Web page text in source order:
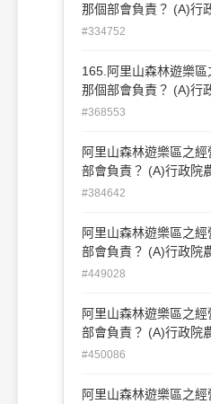
那個部會負責？ (A)行
#334752
165.阿里山森林遊樂
那個部會負責？ (A)行
#368553
阿里山森林遊樂區之
部會負責？ (A)行政院
部(C)內政部 (D)財政部
#384642
阿里山森林遊樂區之
部會負責？ (A)行政院
部(C)內政部 (D)財政部
#449028
阿里山森林遊樂區之
部會負責？ (A)行政院
部(C)內政部 (D)財政部
#450086
阿里山森林遊樂區之